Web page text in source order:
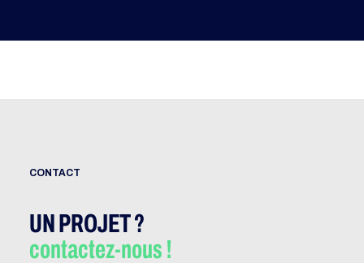
CONTACT
UN PROJET ?
contactez-nous !